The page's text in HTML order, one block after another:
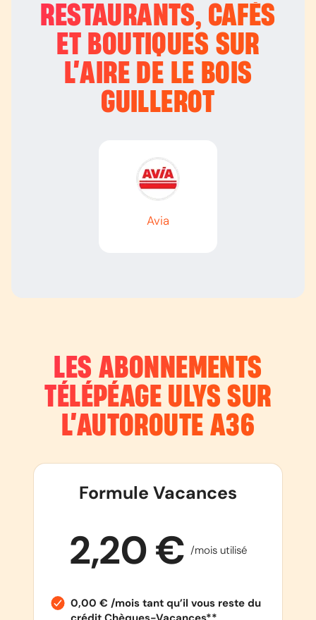
RESTAURANTS, CAFÉS
ET BOUTIQUES SUR
L’AIRE DE LE BOIS
GUILLEROT
Avia
LES ABONNEMENTS
TÉLÉPÉAGE ULYS SUR
L’AUTOROUTE A36
Formule Vacances
2,20 € /mois utilisé
0,00 € /mois tant qu’il vous reste du